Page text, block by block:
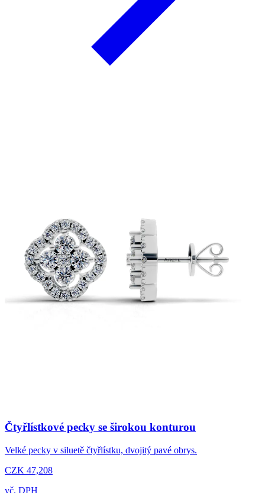
Čtyřlístkové pecky se širokou konturou
Velké pecky v siluetě čtyřlístku, dvojitý pavé obrys.
CZK 47,208
vč. DPH